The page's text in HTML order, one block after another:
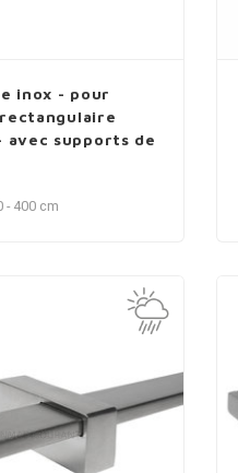
inox - pour
avec supports de
- 400 cm